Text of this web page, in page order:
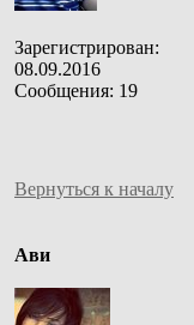
Зарегистрирован:
08.09.2016
Сообщения: 19
Вернуться к началу
Ави